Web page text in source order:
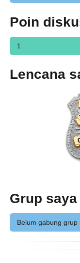
Poin
1
Lencana
Grup saya
Belum gabung grup